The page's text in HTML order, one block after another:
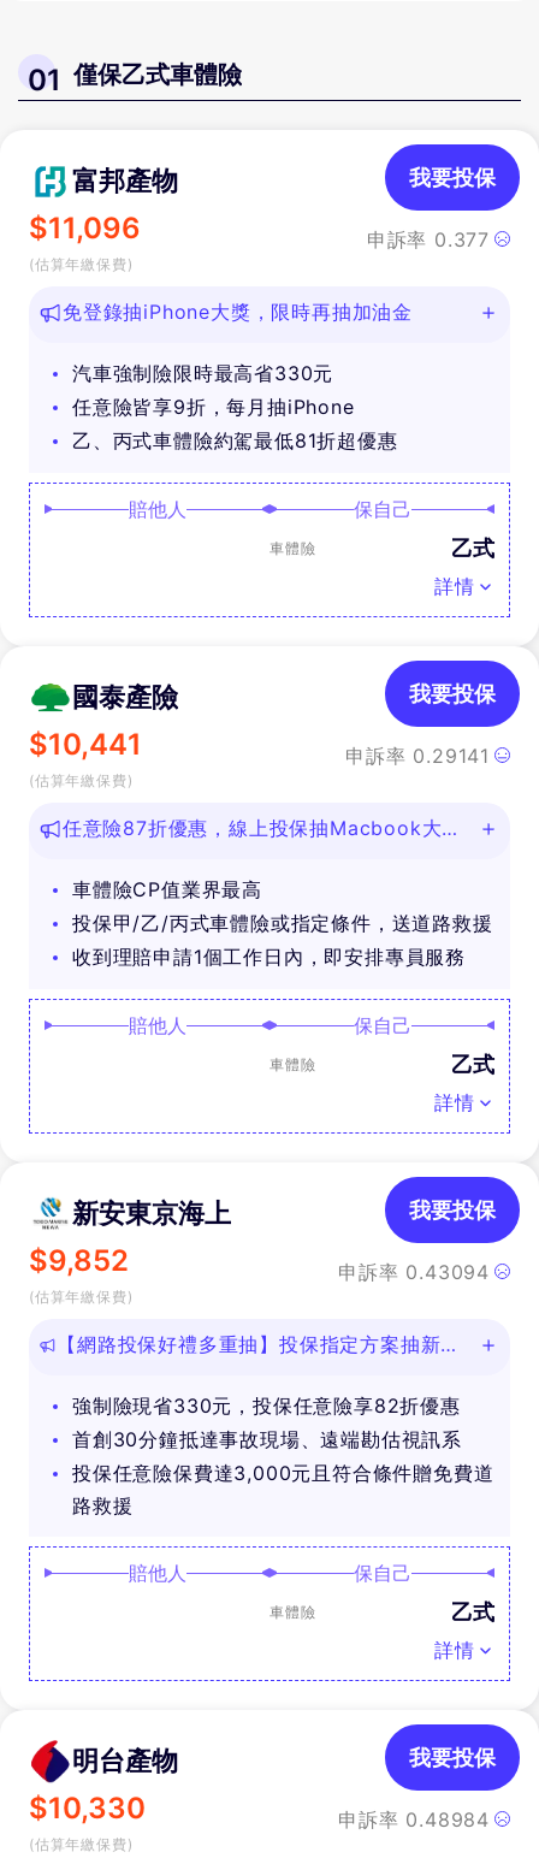
01 僅保乙式車體險
富邦產物
$11,096
(估算年繳保費)
申訴率 0.377
我要投保
免登錄抽iPhone大獎，限時再抽加油金
汽車強制險限時最高省330元
任意險皆享9折，每月抽iPhone
乙、丙式車體險約駕最低81折超優惠
賠他人 保自己
車體險 乙式
詳情
國泰產險
$10,441
(估算年繳保費)
申訴率 0.29141
我要投保
任意險87折優惠，線上投保抽Macbook大
車體險CP值業界最高
投保甲/乙/丙式車體險或指定條件，送道路救援
收到理賠申請1個工作日內，即安排專員服務
賠他人 保自己
車體險 乙式
詳情
新安東京海上
$9,852
(估算年繳保費)
申訴率 0.43094
我要投保
【網路投保好禮多重抽】投保指定方案抽新款
強制險現省330元，投保任意險享82折優惠
首創30分鐘抵達事故現場、遠端勘估視訊系
投保任意險保費達3,000元且符合條件贈免費道
路救援
賠他人 保自己
車體險 乙式
詳情
明台產物
$10,330
(估算年繳保費)
申訴率 0.48984
我要投保